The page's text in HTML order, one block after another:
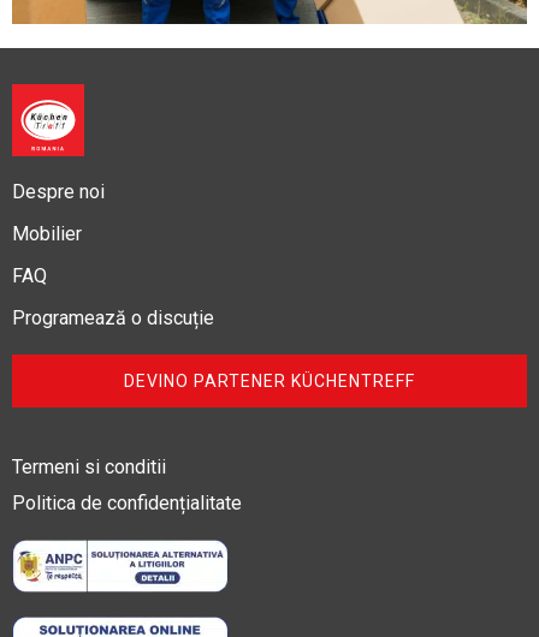
Despre noi
Mobilier
FAQ
Programează o discuție
DEVINO PARTENER KÜCHENTREFF
Termeni si conditii
Politica de confidențialitate